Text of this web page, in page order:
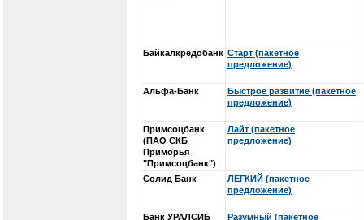
Байкалкредобанк Старт (пакетное
предложение)
Альфа-Банк
Быстрое развитие (пакетное
предложение)
Примсоцбанк
(ПАО СКБ
Приморья
"Примсоцбанк")
Лайт (пакетное
предложение)
Солид Банк
ЛЕГКИЙ (пакетное
предложение)
Банк УРАЛСИБ
Разумный (пакетное